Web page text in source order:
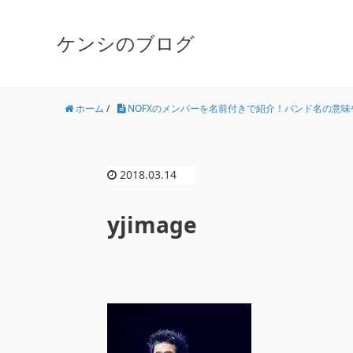
ケンシのブログ
ホーム / NOFXのメンバーを名前付きで紹介！バンド名の意味
2018.03.14
yjimage